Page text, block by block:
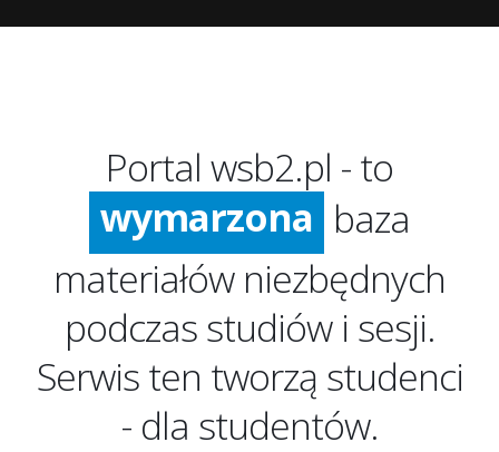
Portal wsb2.pl - to
darmowa
wymarzona
ogromna
baza
materiałów niezbędnych
podczas studiów i sesji.
Serwis ten tworzą studenci
- dla studentów.